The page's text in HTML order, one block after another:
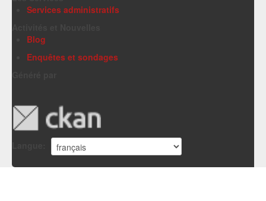
Services administratifs
Blog
Enquêtes et sondages